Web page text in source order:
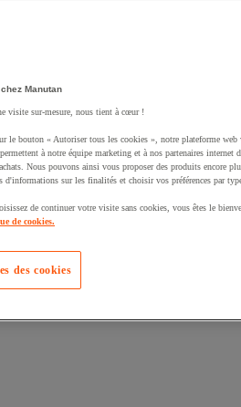
Manutan
visite sur-mesure, nous tient à cœur !
le bouton « Autoriser tous les cookies », notre plateforme web
à notre équipe marketing et à nos partenaires internet
Nous pouvons ainsi vous proposer des produits encore
d'informations sur les finalités et choisir vos préférences par
de continuer votre visite sans cookies, vous êtes le
de cookies.
des cookies